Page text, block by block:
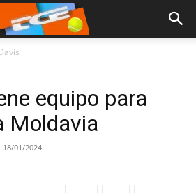
equipo para
Moldavia
18/01/2024